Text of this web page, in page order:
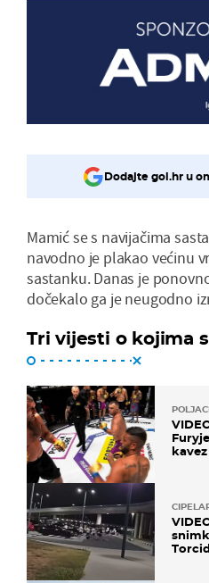
Dodajte gol.hr u
Mamić se s navijačima
navodno je plakao većinu
sastanku. Danas je
dočekalo ga je neugodno
Tri vijesti o kojima